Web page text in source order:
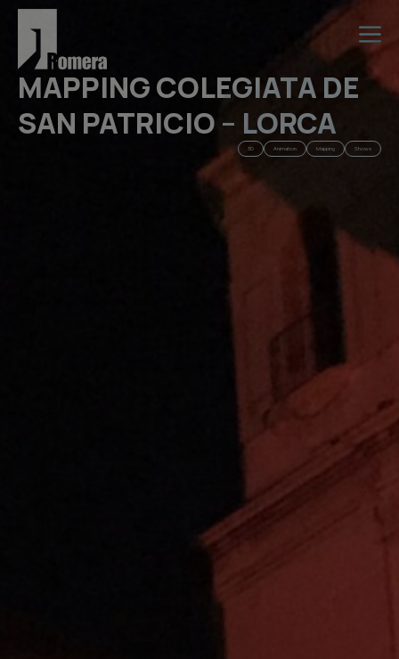
MAPPING COLEGIATA DE
SAN PATRICIO – LORCA
3D Animation Mapping Shows